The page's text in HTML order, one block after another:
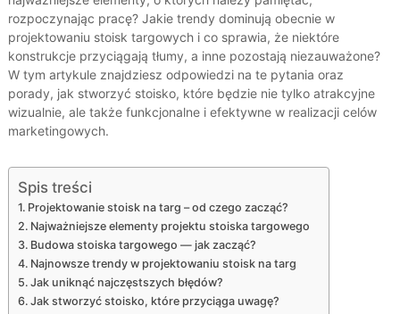
rozpoczynając pracę? Jakie trendy dominują obecnie w
projektowaniu stoisk targowych i co sprawia, że niektóre
konstrukcje przyciągają tłumy, a inne pozostają niezauważone?
W tym artykule znajdziesz odpowiedzi na te pytania oraz
porady, jak stworzyć stoisko, które będzie nie tylko atrakcyjne
wizualnie, ale także funkcjonalne i efektywne w realizacji celów
marketingowych.
Spis treści
Projektowanie stoisk na targ – od czego zacząć?
Najważniejsze elementy projektu stoiska targowego
Budowa stoiska targowego — jak zacząć?
Najnowsze trendy w projektowaniu stoisk na targ
Jak uniknąć najczęstszych błędów?
Jak stworzyć stoisko, które przyciąga uwagę?